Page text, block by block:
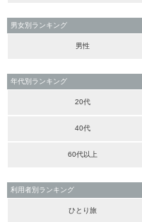
男女別ランキング
男性
年代別ランキング
20代
40代
60代以上
利用者別ランキング
ひとり旅